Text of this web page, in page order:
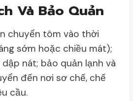
Và Bảo Quản
chuyển tôm vào thời
sớm hoặc chiều mát);
nát; bảo quản lạnh và
đến nơi sơ chế, chế
cầu.